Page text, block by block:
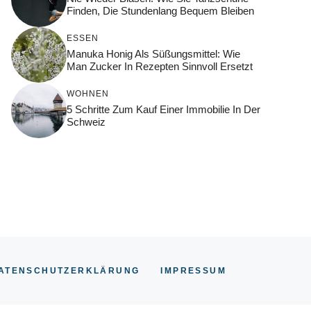
Finden, Die Stundenlang Bequem Bleiben
ESSEN
Manuka Honig Als Süßungsmittel: Wie
Man Zucker In Rezepten Sinnvoll Ersetzt
WOHNEN
5 Schritte Zum Kauf Einer Immobilie In Der
Schweiz
IMPRESSUM